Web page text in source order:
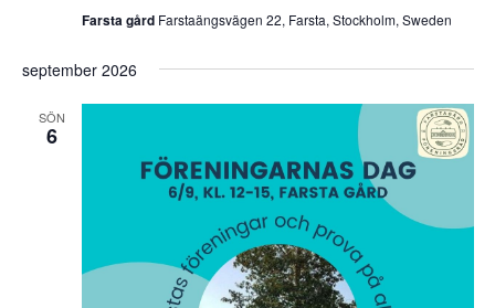
Farsta gård Farstaängsvägen 22, Farsta, Stockholm, Sweden
september 2026
SÖN
6